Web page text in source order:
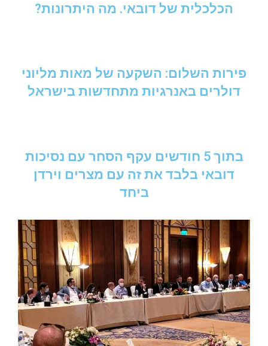
הכלכלית של דובאי. מה היתרונות?
פירות השלום: השקעה של מאות מליוני
דולרים באנרגיות מתחדשות בישראל
בתוך 5 חודשים עקף הסחר עם נסיכות
דובאי בלבד את זה עם מצרים וירדן
ביחד